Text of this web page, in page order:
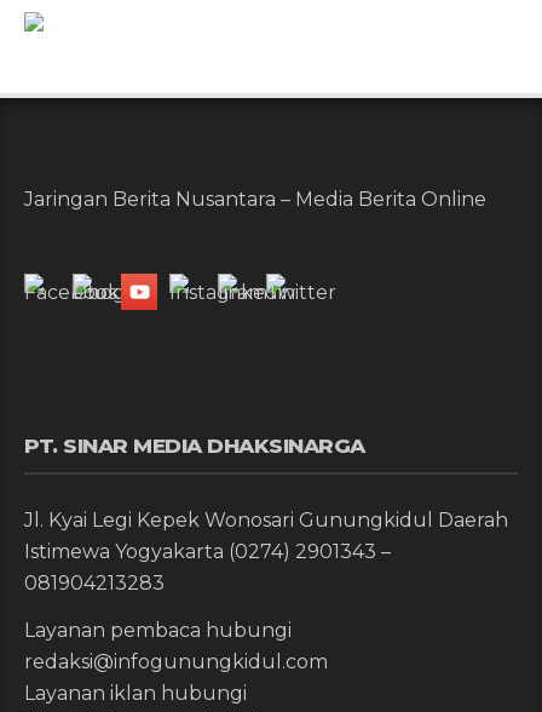
Jaringan Berita Nusantara – Media Berita Online
PT. SINAR MEDIA DHAKSINARGA
Jl. Kyai Legi Kepek Wonosari Gunungkidul Daerah
Istimewa Yogyakarta (0274) 2901343 –
081904213283
Layanan pembaca hubungi
redaksi@infogunungkidul.com
Layanan iklan hubungi